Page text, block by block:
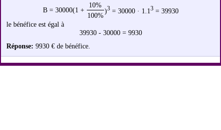
B = 30000(1 +
10%
)3= 30000 · 1.13= 39930
100%
le bénéfice est égal à
39930 - 30000 = 9930
Réponse: 9930 € de bénéfice.